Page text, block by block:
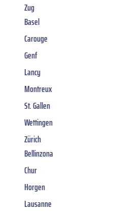
Zug
Basel
Carouge
Genf
Lancy
Montreux
St. Gallen
Wettingen
Zürich
Bellinzona
Chur
Horgen
Lausanne